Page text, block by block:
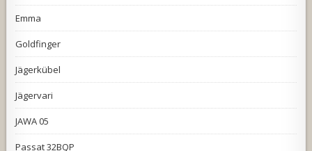
Emma
Goldfinger
Jägerkübel
Jägervari
JAWA 05
Passat 32BQP